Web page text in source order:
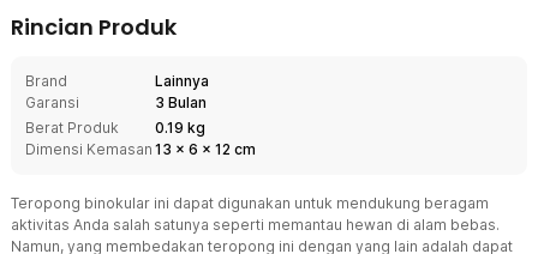
Rincian Produk
Brand
Lainnya
Garansi
3 Bulan
Berat Produk
0.19 kg
Dimensi Kemasan 13 x 6 x 12 cm
Teropong binokular ini dapat digunakan untuk mendukung beragam
aktivitas Anda salah satunya seperti memantau hewan di alam bebas.
Namun, yang membedakan teropong ini dengan yang lain adalah dapat